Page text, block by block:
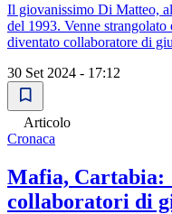
Il giovanissimo Di Matteo,
del 1993. Venne
diventato collaboratore di
30 Set 2024 - 17:12
Articolo
Cronaca
Mafia, Cartabia:
collaboratori di